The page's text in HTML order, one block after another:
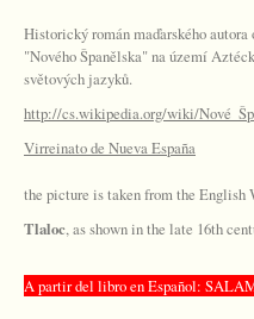
Historický román maďarského
"Nového Španělska" na území
světových jazyků.
http://cs.wikipedia.org/wiki/
Virreinato de Nueva España
the picture is taken from the English
Tlaloc, as shown in the late 16th
A partir del libro en Español: